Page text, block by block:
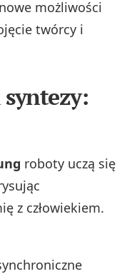
możliwości
twórcy i
roboty uczą się
z człowiekiem.